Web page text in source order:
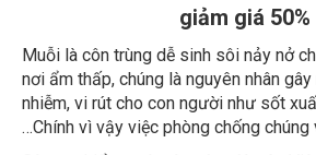
Muỗi là côn trùng dễ sinh sôi nảy nở
nơi ẩm thấp, chúng là nguyên nhân gây
nhiễm, vi rút cho con người như sốt
…Chính vì vậy việc phòng chống chúng
Công ty kiểm soát côn trùng Xuyên
phun thuốc diệt muỗi quận